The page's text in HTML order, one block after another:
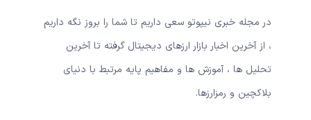
در مجله خبری نیپوتو سعی داریم تا شما را بروز نگه داریم
، از آخرین اخبار بازار ارزهای دیجیتال گرفته تا آخرین
تحلیل ها ، آموزش ها و مفاهیم پایه مرتبط با دنیای
بلاکچین و رمزارزها.